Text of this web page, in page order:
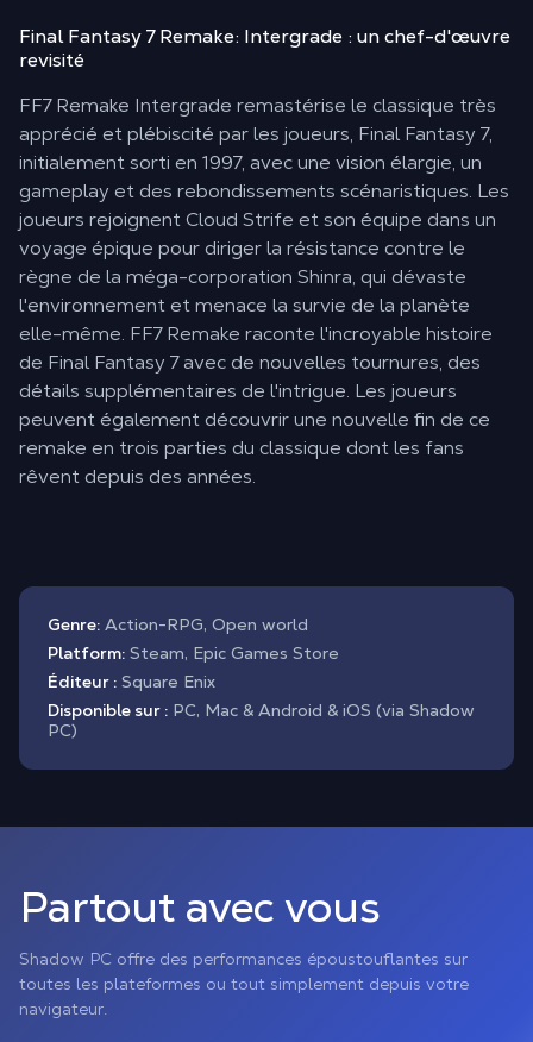
Final Fantasy 7 Remake: Intergrade : un chef-d'œuvre
revisité
FF7 Remake Intergrade remastérise le classique très
apprécié et plébiscité par les joueurs, Final Fantasy 7,
initialement sorti en 1997, avec une vision élargie, un
gameplay et des rebondissements scénaristiques. Les
joueurs rejoignent Cloud Strife et son équipe dans un
voyage épique pour diriger la résistance contre le
règne de la méga-corporation Shinra, qui dévaste
l'environnement et menace la survie de la planète
elle-même. FF7 Remake raconte l'incroyable histoire
de Final Fantasy 7 avec de nouvelles tournures, des
détails supplémentaires de l'intrigue. Les joueurs
peuvent également découvrir une nouvelle fin de ce
remake en trois parties du classique dont les fans
rêvent depuis des années.
Genre: Action-RPG, Open world
Platform: Steam, Epic Games Store
Éditeur : Square Enix
Disponible sur : PC, Mac & Android & iOS (via Shadow
PC)
Partout avec vous
Shadow PC offre des performances époustouflantes sur
toutes les plateformes ou tout simplement depuis votre
navigateur.